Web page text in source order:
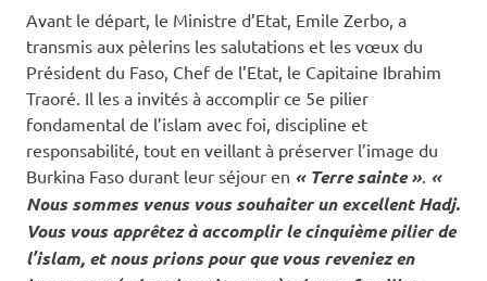
Avant le départ, le Ministre d’Etat, Emile Zerbo, a
transmis aux pèlerins les salutations et les vœux du
Président du Faso, Chef de l’Etat, le Capitaine Ibrahim
Traoré. Il les a invités à accomplir ce 5e pilier
fondamental de l’islam avec foi, discipline et
responsabilité, tout en veillant à préserver l’image du
Burkina Faso durant leur séjour en « Terre sainte » «
Nous sommes venus vous souhaiter un excellent Hadj.
Vous vous apprêtez à accomplir le cinquième pilier de
l’islam, et nous prions pour que vous reveniez en